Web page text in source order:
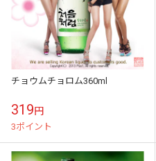
チョウムチョロム360ml
319円
3ポイント